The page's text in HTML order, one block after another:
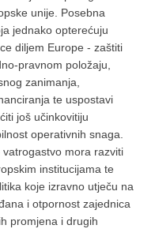
unije. Posebna
jednako opterećuju
diljem Europe - zaštiti
pravnom položaju,
zanimanja,
te uspostavi
još učinkovitiju
operativnih snaga.
mora razviti
institucijama te
koje izravno utječu na
i otpornost zajednica
promjena i drugih